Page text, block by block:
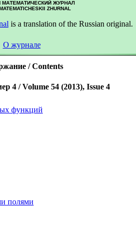
МАТЕМАТИЧЕСКИЙ ЖУРНАЛ
ZHURNAL
is a translation of the Russian original.
О журнале
/ Contents
4 / Volume 54 (2013), Issue 4
функций
полями